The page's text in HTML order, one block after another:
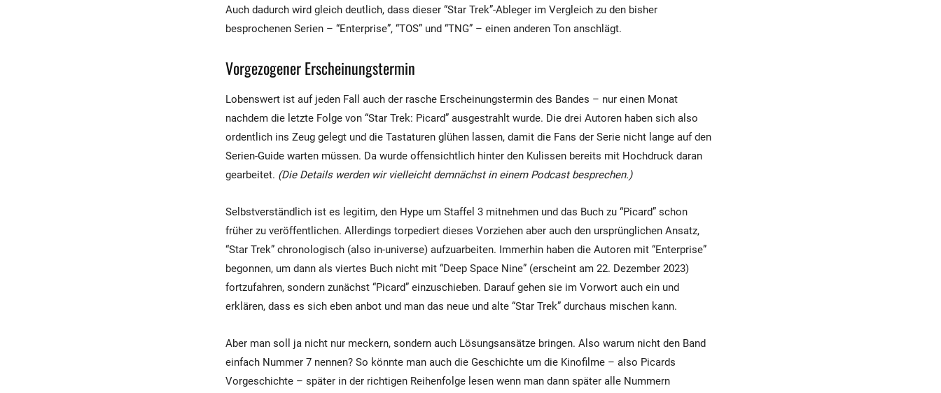
Auch dadurch wird gleich deutlich, dass dieser “Star Trek”-Ableger im Vergleich zu den bisher
besprochenen Serien – “Enterprise”, “TOS” und “TNG” – einen anderen Ton anschlägt.
Vorgezogener Erscheinungstermin
Lobenswert ist auf jeden Fall auch der rasche Erscheinungstermin des Bandes – nur einen Monat
nachdem die letzte Folge von “Star Trek: Picard” ausgestrahlt wurde. Die drei Autoren haben sich also
ordentlich ins Zeug gelegt und die Tastaturen glühen lassen, damit die Fans der Serie nicht lange auf den
Serien-Guide warten müssen. Da wurde offensichtlich hinter den Kulissen bereits mit Hochdruck daran
gearbeitet. (Die Details werden wir vielleicht demnächst in einem Podcast besprechen.)
Selbstverständlich ist es legitim, den Hype um Staffel 3 mitnehmen und das Buch zu “Picard” schon
früher zu veröffentlichen. Allerdings torpediert dieses Vorziehen aber auch den ursprünglichen Ansatz,
“Star Trek” chronologisch (also in-universe) aufzuarbeiten. Immerhin haben die Autoren mit “Enterprise”
begonnen, um dann als viertes Buch nicht mit “Deep Space Nine” (erscheint am 22. Dezember 2023)
fortzufahren, sondern zunächst “Picard” einzuschieben. Darauf gehen sie im Vorwort auch ein und
erklären, dass es sich eben anbot und man das neue und alte “Star Trek” durchaus mischen kann.
Aber man soll ja nicht nur meckern, sondern auch Lösungsansätze bringen. Also warum nicht den Band
einfach Nummer 7 nennen? So könnte man auch die Geschichte um die Kinofilme – also Picards
Vorgeschichte – später in der richtigen Reihenfolge lesen wenn man dann später alle Nummern